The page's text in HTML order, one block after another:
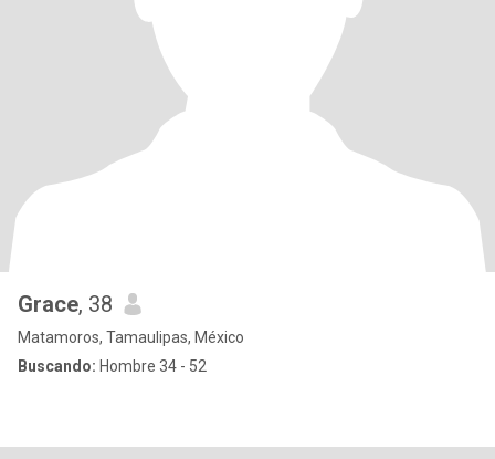
Grace, 38
Matamoros, Tamaulipas, México
Buscando: Hombre 34 - 52